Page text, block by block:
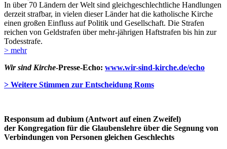
In über 70 Ländern der Welt sind gleichgeschlechtliche Handlungen
derzeit strafbar, in vielen dieser Länder hat die katholische Kirche
einen großen Einfluss auf Politik und Gesellschaft. Die Strafen
reichen von Geldstrafen über mehr-jährigen Haftstrafen bis hin zur
Todesstrafe.
> mehr
Wir sind Kirche-Presse-Echo: www.wir-sind-kirche.de/echo
> Weitere Stimmen zur Entscheidung Roms
Responsum ad dubium (Antwort auf einen Zweifel)
der Kongregation für die Glaubenslehre über die Segnung von
Verbindungen von Personen gleichen Geschlechts